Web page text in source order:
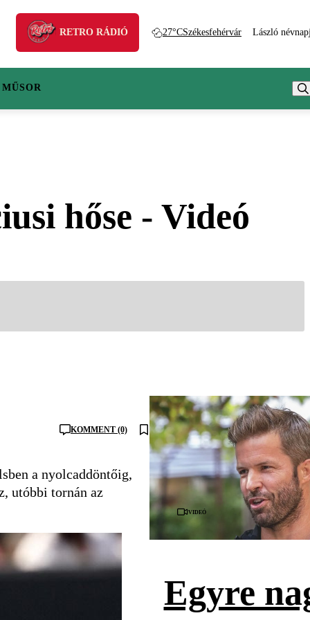
RETRO RÁDIÓ 27°CSzékesfehérvár László
hőse - Videó
KOMMENT (0)
a nyolcaddöntőig,
utóbbi tornán az
Videó
Egyre